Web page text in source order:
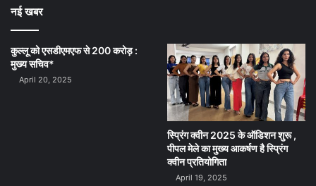
नई खबर
कुल्लू को एसडीएमएफ से 200 करोड़ :
मुख्य सचिव*
April 20, 2025
स्प्रिंग क्वीन 2025 के ऑडिशन शुरू ,
पीपल मेले का मुख्य आकर्षण है स्प्रिंग
क्वीन प्रतियोगिता
April 19, 2025